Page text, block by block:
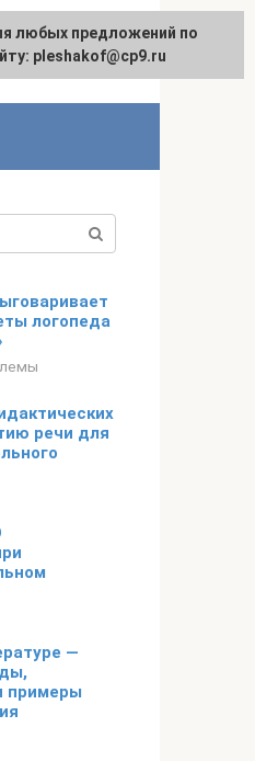
логопеда
речи для
—
примеры
любых предложений по
pleshakof@cp9.ru